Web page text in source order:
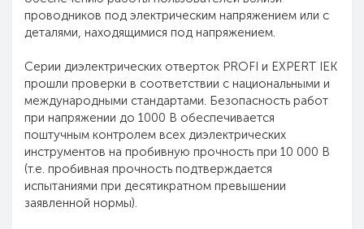
проводников под электрическим напряжением или с
деталями, находящимися под напряжением.
Серии диэлектрических отверток PROFI и EXPERT IEK
прошли проверки в соответствии с национальными и
международными стандартами. Безопасность работ
при напряжении до 1000 В обеспечивается
поштучным контролем всех диэлектрических
инструментов на пробивную прочность при 10 000 В
(т.е. пробивная прочность подтверждается
испытаниями при десятикратном превышении
заявленной нормы).